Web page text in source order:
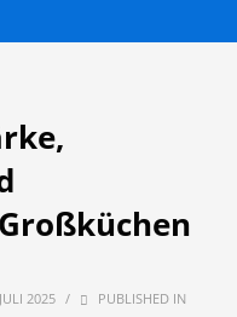
2025 / PUBLISHED IN